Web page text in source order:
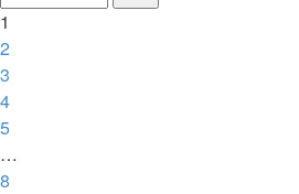
8
1
2
3
4
5
…
8